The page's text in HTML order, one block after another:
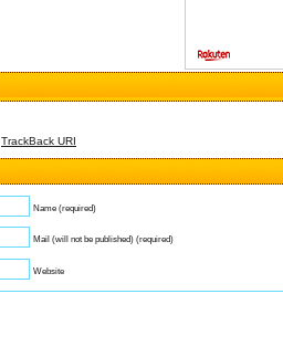
TrackBack URI
Name (required)
Mail (will not be published) (required)
Website